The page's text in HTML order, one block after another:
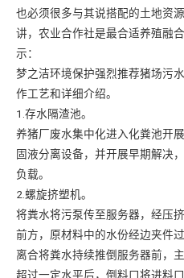
也必须很多与其说搭配的土地资
讲，农业合作社是最合适养殖融
示：
梦之洁环境保护强烈推荐猪场污
作工艺和详细介绍。
1.存水隔渣池。
养猪厂废水集中化进入化粪池开
固液分离设备，并开展早期解决
负载。
2.螺旋挤塑机。
将粪水将污泵传至服务器，经压
前方，原材料中的水份经边夹件
离合将粪水持续推倒服务器前，
超过一定水平后，倒料口将进料